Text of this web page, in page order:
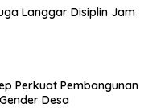
Langgar Disiplin Jam
Perkuat Pembangunan
Desa